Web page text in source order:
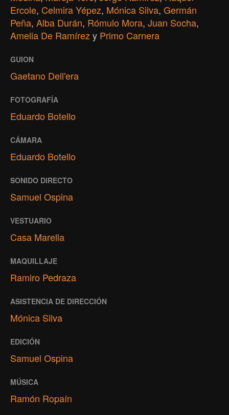
Ercole, Celmira Yépez, Mónica Silva, Germán
Peña, Alba Durán, Rómulo Mora, Juan Socha,
Amelia De Ramírez y Primo Carnera
GUION
Gaetano Dell'era
FOTOGRAFÍA
Eduardo Botello
CÁMARA
Eduardo Botello
SONIDO DIRECTO
Samuel Ospina
VESTUARIO
Casa Marella
MAQUILLAJE
Ramiro Pedraza
ASISTENCIA DE DIRECCIÓN
Mónica Silva
EDICIÓN
Samuel Ospina
MÚSICA
Ramón Ropaín